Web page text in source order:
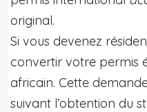
original.
Si vous devenez
convertir votre permis
africain. Cette
suivant l’obtention du